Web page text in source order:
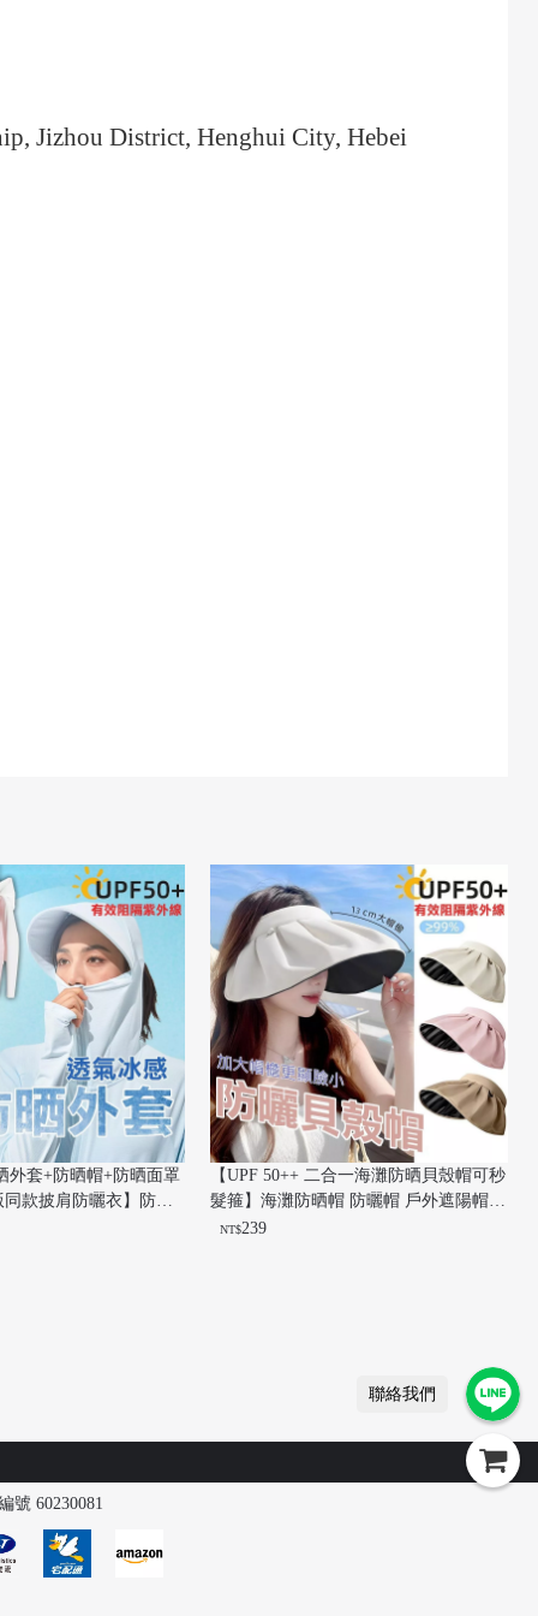
Jizhou District, Henghui City, Hebei
外套+防晒帽+防晒面罩
款披肩防曬衣】防晒
NT$239
【UPF 50++ 二合一海灘防晒貝殼帽可秒
髮箍】海灘防晒帽 防曬帽 戶外遮陽帽
漁夫帽 黑膠防曬大簷帽 室內可秒變髮箍
號 60230081
聯絡我們